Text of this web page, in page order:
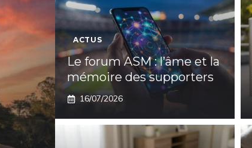
ACTUS
Le forum ASM : l’âme et la
mémoire des supporters
16/07/2026